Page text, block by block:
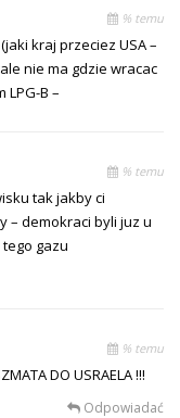
% temu
kraj przeciez USA –
nie ma gdzie wracac
B –
% temu
tak jakby ci
– demokraci byli juz u
gazu
% temu
DO USRAELA !!!
Odpowiadać